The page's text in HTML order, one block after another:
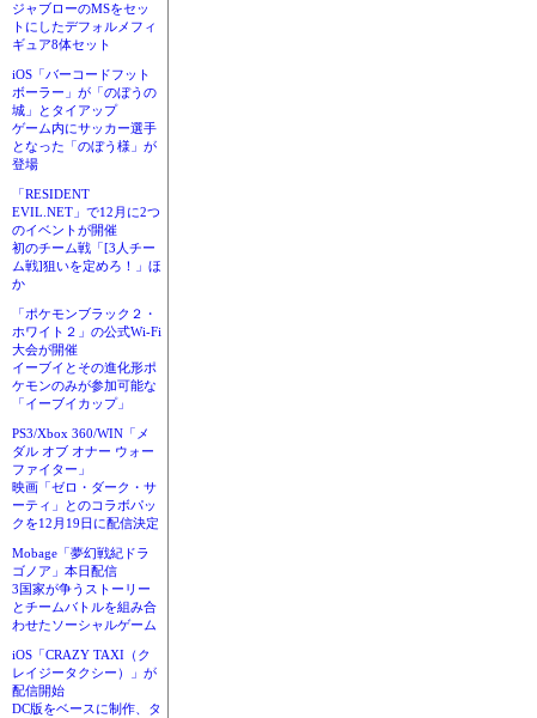
ジャブローのMSをセッ
トにしたデフォルメフィ
ギュア8体セット
iOS「バーコードフット
ボーラー」が「のぼうの
城」とタイアップ
ゲーム内にサッカー選手
となった「のぼう様」が
登場
「RESIDENT
EVIL.NET」で12月に2つ
のイベントが開催
初のチーム戦「[3人チー
ム戦]狙いを定めろ！」ほ
か
「ポケモンブラック２・
ホワイト２」の公式Wi-Fi
大会が開催
イーブイとその進化形ポ
ケモンのみが参加可能な
「イーブイカップ」
PS3/Xbox 360/WIN「メ
ダル オブ オナー ウォー
ファイター」
映画「ゼロ・ダーク・サ
ーティ」とのコラボパッ
クを12月19日に配信決定
Mobage「夢幻戦紀ドラ
ゴノア」本日配信
3国家が争うストーリー
とチームバトルを組み合
わせたソーシャルゲーム
iOS「CRAZY TAXI（ク
レイジータクシー）」が
配信開始
DC版をベースに制作、タ